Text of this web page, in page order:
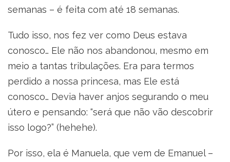
semanas – é feita com até 18 semanas.
Tudo isso, nos fez ver como Deus estava
conosco… Ele não nos abandonou, mesmo em
meio a tantas tribulações. Era para termos
perdido a nossa princesa, mas Ele está
conosco… Devia haver anjos segurando o meu
útero e pensando: “será que não vão descobrir
isso logo?” (hehehe).
Por isso, ela é Manuela, que vem de Emanuel –